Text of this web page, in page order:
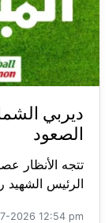
الصعود
تتجه الأنظار
الرئيس
2026 12:54 pm